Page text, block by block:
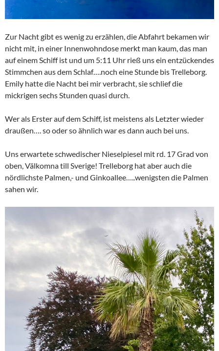
Zur Nacht gibt es wenig zu erzählen, die Abfahrt bekamen wir
nicht mit, in einer Innenwohndose merkt man kaum, das man
auf einem Schiff ist und um 5:11 Uhr rieß uns ein entzückendes
Stimmchen aus dem Schlaf….noch eine Stunde bis Trelleborg.
Emily hatte die Nacht bei mir verbracht, sie schlief die
mickrigen sechs Stunden quasi durch.
Wer als Erster auf dem Schiff, ist meistens als Letzter wieder
draußen…. so oder so ähnlich war es dann auch bei uns.
Uns erwartete schwedischer Nieselpiesel mit rd. 17 Grad von
oben, Välkomna till Sverige! Trelleborg hat aber auch die
nördlichste Palmen,- und Ginkoallee…..wenigsten die Palmen
sahen wir.